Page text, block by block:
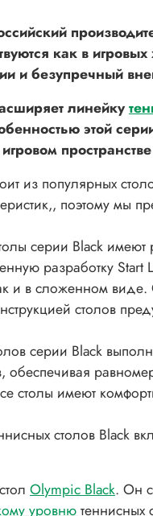
как в
и безупречный
линейку
этой
из популярных
поэтому мы
серии Black
разработку
и в сложенном виде.
столов
серии Black
обеспечивая
столы имеют
столов Black
Olympic Black. Он
уровнютеннисных